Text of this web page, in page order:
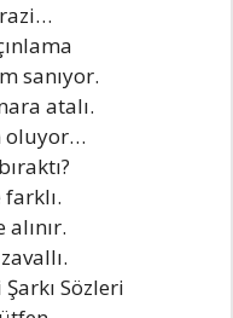
sanıyor.
atalı.
oluyor…
Sözleri